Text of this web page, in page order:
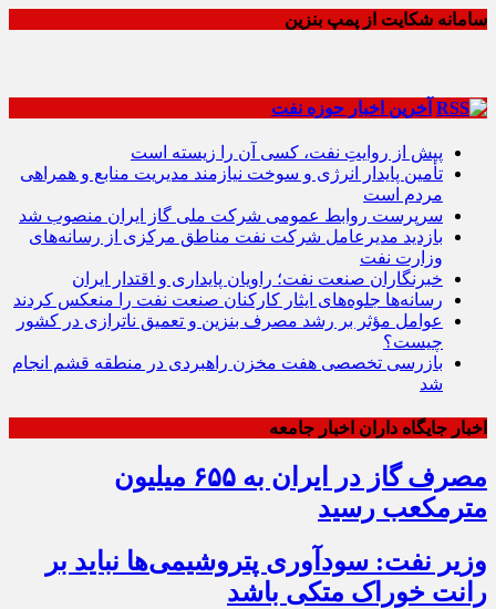
سامانه شکایت از پمپ بنزین
آخرین اخبار حوزه نفت
پیش از روایتِ نفت، کسی آن را زیسته است
تأمین پایدار انرژی و سوخت نیازمند مدیریت منابع و همراهی
مردم است
سرپرست روابط عمومی شرکت ملی گاز ایران منصوب شد
بازدید مدیرعامل شرکت نفت مناطق مرکزی از رسانه‌های
وزارت نفت
خبرنگاران صنعت نفت؛ راویان پایداری و اقتدار ایران
رسانه‌ها جلوه‌های ایثار کارکنان صنعت نفت را منعکس کردند
عوامل مؤثر بر رشد مصرف بنزین و تعمیق ناترازی در کشور
چیست؟
بازرسی تخصصی هفت مخزن راهبردی در منطقه قشم انجام
شد
اخبار جایگاه داران اخبار جامعه
مصرف گاز در ایران به ۶۵۵ میلیون
مترمکعب رسید
وزیر نفت: سودآوری پتروشیمی‌ها نباید بر
رانت خوراک متکی باشد